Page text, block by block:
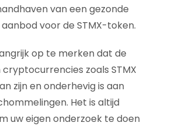
van een gezonde
voor de STMX-token.
op te merken dat de
zoals STMX
zijn en onderhevig is aan
Het is altijd
uw eigen onderzoek te doen